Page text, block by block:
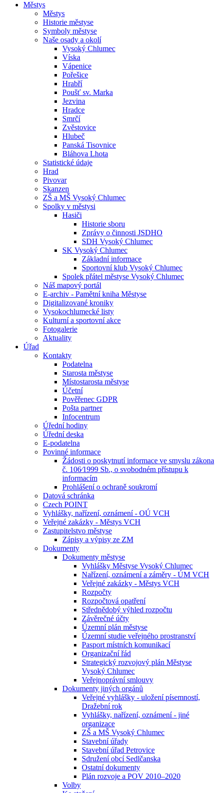
Městys
Městys
Historie městyse
Symboly městyse
Naše osady a okolí
Vysoký Chlumec
Víska
Vápenice
Pořešice
Hrabří
Poušť sv. Marka
Jezvina
Hradce
Smrčí
Zvěstovice
Hlubeč
Panská Tisovnice
Bláhova Lhota
Statistické údaje
Hrad
Pivovar
Skanzen
ZŠ a MŠ Vysoký Chlumec
Spolky v městysi
Hasiči
Historie sboru
Zprávy o činnosti JSDHO
SDH Vysoký Chlumec
SK Vysoký Chlumec
Základní informace
Sportovní klub Vysoký Chlumec
Spolek přátel městyse Vysoký Chlumec
Náš mapový portál
E-archiv - Pamětní kniha Městyse
Digitalizované kroniky
Vysokochlumecké listy
Kulturní a sportovní akce
Fotogalerie
Aktuality
Úřad
Kontakty
Podatelna
Starosta městyse
Místostarosta městyse
Účetní
Pověřenec GDPR
Pošta partner
Infocentrum
Úřední hodiny
Úřední deska
E-podatelna
Povinné informace
Žádosti o poskytnutí informace ve smyslu zákona
č. 106⁄1999 Sb., o svobodném přístupu k
informacím
Prohlášení o ochraně soukromí
Datová schránka
Czech POINT
Vyhlášky, nařízení, oznámení - OÚ VCH
Veřejné zakázky - Městys VCH
Zastupitelstvo městyse
Zápisy a výpisy ze ZM
Dokumenty
Dokumenty městyse
Vyhlášky Městyse Vysoký Chlumec
Nařízení, oznámení a záměry - ÚM VCH
Veřejné zakázky - Městys VCH
Rozpočty
Rozpočtová opatření
Střednědobý výhled rozpočtu
Závěrečné účty
Územní plán městyse
Územní studie veřejného prostranství
Pasport místních komunikací
Organizační řád
Strategický rozvojový plán Městyse
Vysoký Chlumec
Veřejnoprávní smlouvy
Dokumenty jiných orgánů
Veřejné vyhlášky - uložení písemností,
Dražební rok
Vyhlášky, nařízení, oznámení - jiné
organizace
ZŠ a MŠ Vysoký Chlumec
Stavební úřady
Stavební úřad Petrovice
Sdružení obcí Sedlčanska
Ostatní dokumenty
Plán rozvoje a POV 2010–2020
Volby